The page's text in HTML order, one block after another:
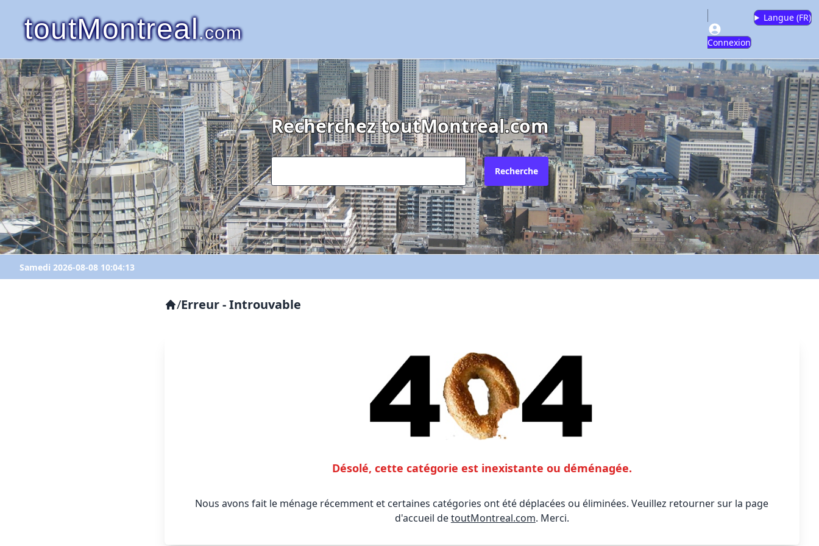
toutMontreal.com Connexion
Langue (FR)
Recherchez toutMontreal.com
Recherche
Samedi 2026-08-08 10:04:13
/Erreur - Introuvable
Désolé, cette catégorie est inexistante ou déménagée.
Nous avons fait le ménage récemment et certaines catégories ont été déplacées ou éliminées. Veuillez retourner sur la page
d'accueil detoutMontreal.com. Merci.